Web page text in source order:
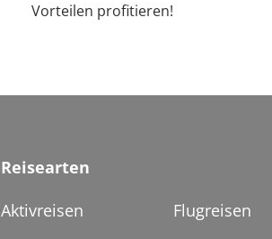
Vorteilen profitieren!
Reisearten
Aktivreisen
Flugreisen